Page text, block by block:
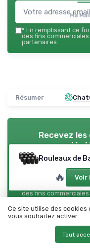
Ma
* En remplissant ce
des fins commerciales
partenaires.
Résumer
Recevez
Ma
En remplissant ce
des fins commerciales
partenaires.
Ma Maison Médicale
Ajoutez-nous à vos
Rouleaux de
🔥 Voir
Ce site utilise des
vous souhaitez activer
Tout